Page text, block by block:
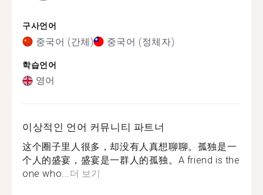
구사언어
중국어 (간체) 중국어 (정체자)
학습언어
영어
이상적인 언어 커뮤니티 파트너
这个圈子里人很多，却没有人真想聊聊。孤独是一
个人的盛宴，盛宴是一群人的孤独。A friend is the
one who...더 보기